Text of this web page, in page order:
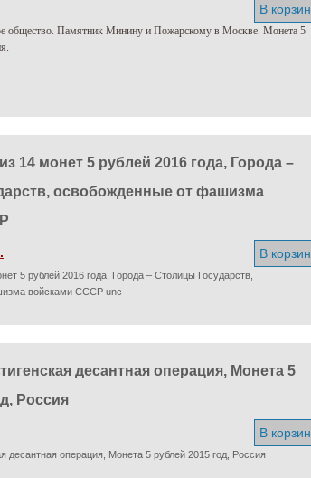
В
общество. Памятник Минину и Пожарскому в Москве. Монета 5
14 монет 5 рублей 2016 года, Города –
освобожденные от фашизма
В
5 рублей 2016 года, Города – Столицы Государств,
войсками СССР unc
десантная операция, Монета 5
Россия
В
десантная операция, Монета 5 рублей 2015 год, Россия